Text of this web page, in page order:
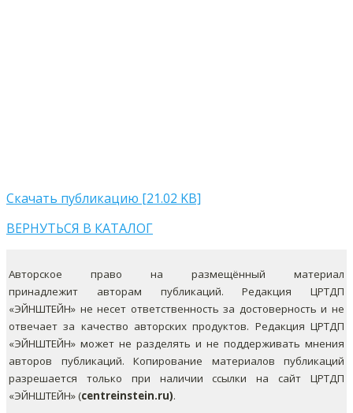
Скачать публикацию [21.02 KB]
ВЕРНУТЬСЯ В КАТАЛОГ
Авторское право на размещённый материал
принадлежит авторам публикаций. Редакция ЦРТДП
«ЭЙНШТЕЙН» не несет ответственность за достоверность и не
отвечает за качество авторских продуктов. Редакция ЦРТДП
«ЭЙНШТЕЙН» может не разделять и не поддерживать мнения
авторов публикаций. Копирование материалов публикаций
разрешается только при наличии ссылки на сайт ЦРТДП
«ЭЙНШТЕЙН» (centreinstein.ru).